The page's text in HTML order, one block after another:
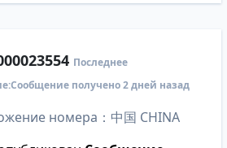
Последнее
получено 2 дней назад
номера：中国 CHINA